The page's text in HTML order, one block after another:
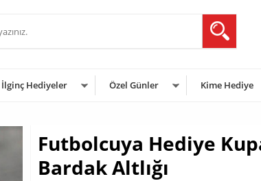
İlginç Hediyeler Özel Günler Kime Hediye
Futbolcuya Hediye
Bardak Altlığı